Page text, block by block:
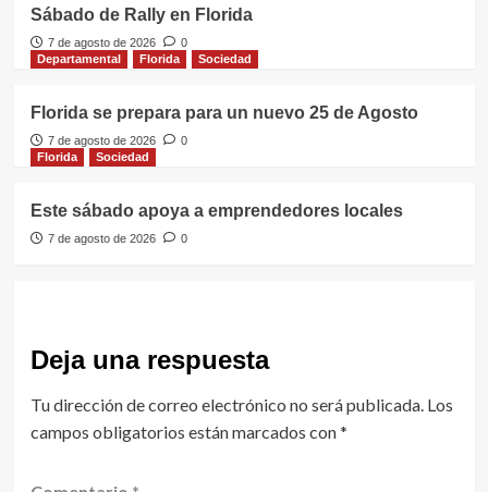
Sábado de Rally en Florida
7 de agosto de 2026
0
Departamental
Florida Sociedad
Florida se prepara para un nuevo 25 de Agosto
7 de agosto de 2026
0
Florida
Sociedad
Este sábado apoya a emprendedores locales
7 de agosto de 2026 0
Deja una respuesta
Tu dirección de correo electrónico no será publicada. Los
campos obligatorios están marcados con*